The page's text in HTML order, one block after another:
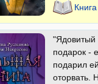
"Ядовитый
подарок -
подарил
оторвать.